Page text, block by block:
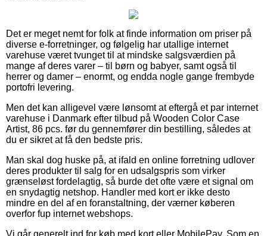
Det er meget nemt for folk at finde information om priser på
diverse e-forretninger, og følgelig har utallige internet
varehuse været tvunget til at mindske salgsværdien på
mange af deres varer – til børn og babyer, samt også til
herrer og damer – enormt, og endda nogle gange frembyde
portofri levering.
Men det kan alligevel være lønsomt at eftergå et par internet
varehuse i Danmark efter tilbud på Wooden Color Case
Artist, 86 pcs. før du gennemfører din bestilling, således at
du er sikret at få den bedste pris.
Man skal dog huske på, at ifald en online forretning udlover
deres produkter til salg for en udsalgspris som virker
grænseløst fordelagtig, så burde det ofte være et signal om
en snydagtig netshop. Handler med kort er ikke desto
mindre en del af en foranstaltning, der værner køberen
overfor fup internet webshops.
Vi går generelt ind for køb med kort eller MobilePay. Som en